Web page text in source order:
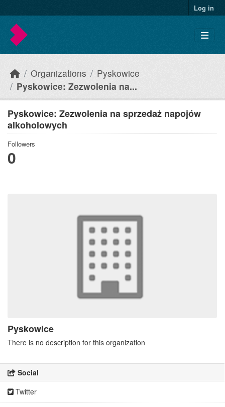
Log in
Organizations
Pyskowice
Pyskowice: Zezwolenia na...
Pyskowice: Zezwolenia na sprzedaż napojów
alkoholowych
Followers
0
Pyskowice
There is no description for this organization
Social
Twitter